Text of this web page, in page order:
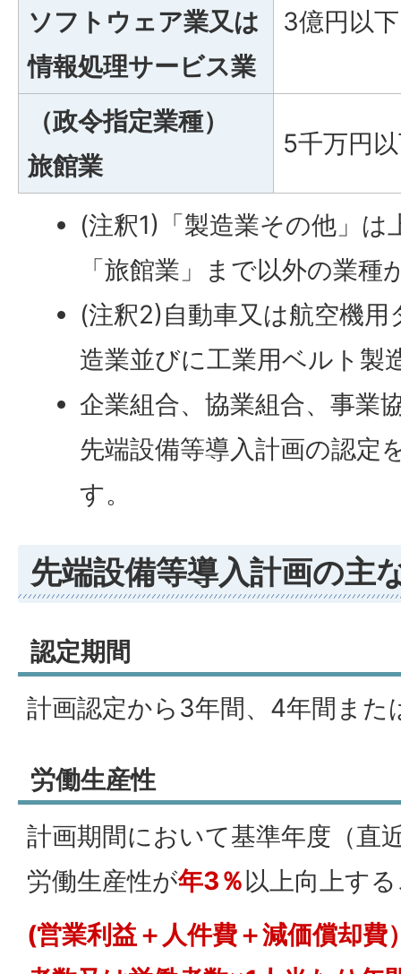
ソフトウェア業又は
情報処理サービス業
3億円以下
（政令指定業種）
旅館業
5千万円
(注釈1)「製造業その他」は
「旅館業」まで以外の業種
(注釈2)自動車又は航空機
造業並びに工業用ベルト製
企業組合、協業組合、事業
先端設備等導入計画の認定
す。
先端設備等導入計画の主
認定期間
計画認定から3年間、4年間また
労働生産性
計画期間において基準年度（直
労働生産性が年3％以上向上す
(営業利益＋人件費＋減価償却費